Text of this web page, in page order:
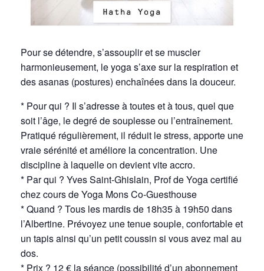
Pour se détendre, s’assouplir et se muscler
harmonieusement, le yoga s’axe sur la respiration et
des asanas (postures) enchaînées dans la douceur.
* Pour qui ? Il s’adresse à toutes et à tous, quel que
soit l’âge, le degré de souplesse ou l’entraînement.
Pratiqué régulièrement, il réduit le stress, apporte une
vraie sérénité et améliore la concentration. Une
discipline à laquelle on devient vite accro.
* Par qui ? Yves Saint-Ghislain, Prof de Yoga certifié
chez cours de Yoga Mons Co-Guesthouse
* Quand ? Tous les mardis de 18h35 à 19h50 dans
l’Albertine. Prévoyez une tenue souple, confortable et
un tapis ainsi qu’un petit coussin si vous avez mal au
dos.
* Prix ? 12 € la séance (possibilité d’un abonnement